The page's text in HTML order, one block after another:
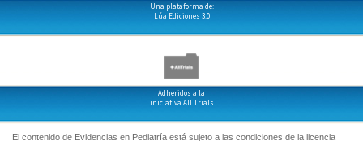
Una plataforma de:
Lúa Ediciones 3.0
Adheridos a la
iniciativa All Trials
El contenido de Evidencias en Pediatría está sujeto a las condiciones de la licencia